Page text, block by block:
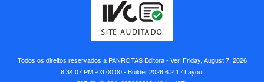
Todos os direitos reservados a PANROTAS Editora - Ver. Friday, August 7, 2026
6:34:07 PM -03:00:00 - Builder 2026.6.2.1 / Layout